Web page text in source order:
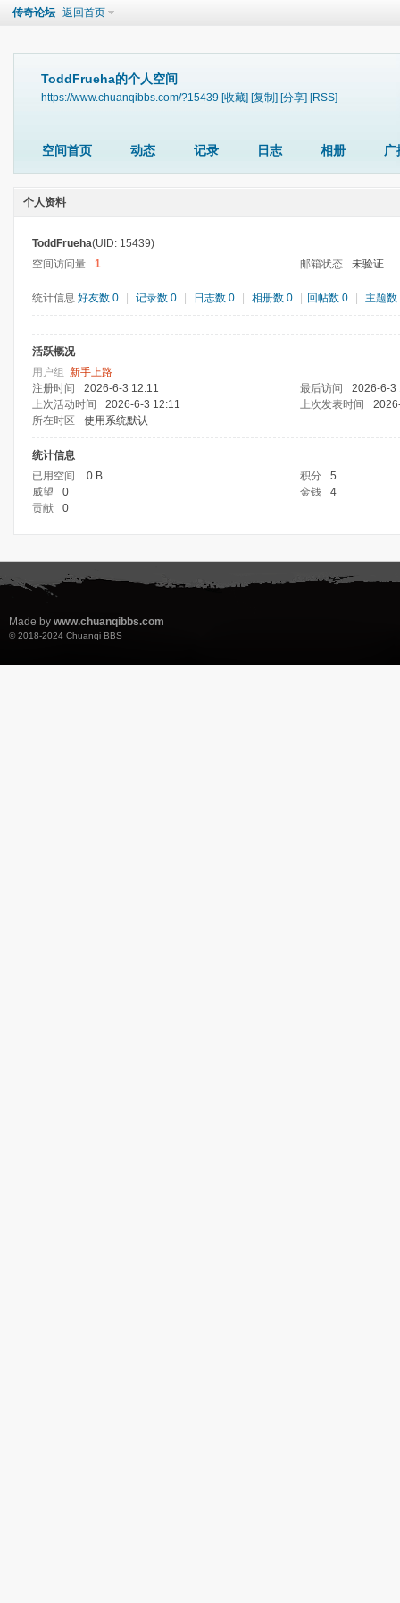
传奇论坛 返回首页
ToddFrueha的个人空间
https://www.chuanqibbs.com/?15439 [收藏] [复制] [分享] [RSS]
空间首页 动态 记录 日志 相册 广
个人资料
ToddFrueha(UID: 15439)
空间访问量
1 邮箱状态 未验证
统计信息 好友数 0 记录数 0 日志数 0 相册数 0 回帖数 0 主题数
活跃概况
用户组 新手上路
注册时间
2026-6-3 12:11 最后访问
2026-6-3
上次活动时间
2026-6-3 12:11 上次发表时间
所在时区
使用系统默认
统计信息
已用空间
0 B 积分
5
威望
0 金钱
4
贡献
0
Made by www.chuanqibbs.com
© 2018-2024 Chuanqi BBS